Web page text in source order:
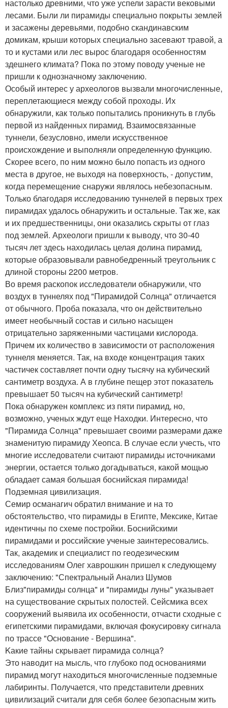
настолько древними, что уже успели зарасти вековыми
лесами. Были ли пирамиды специально покрыты землей
и засажены деревьями, подобно скандинавским
домикам, крыши которых специально засевают травой, а
то и кустами или лес вырос благодаря особенностям
здешнего климата? Пока по этому поводу ученые не
пришли к однозначному заключению.
Особый интерес у археологов вызвали многочисленные,
переплетающиеся между собой проходы. Их
обнаружили, как только попытались проникнуть в глубь
первой из найденных пирамид. Взаимосвязанные
туннели, безусловно, имели искусственное
происхождение и выполняли определенную функцию.
Скорее всего, по ним можно было попасть из одного
места в другое, не выходя на поверхность, - допустим,
когда перемещение снаружи являлось небезопасным.
Только благодаря исследованию туннелей в первых трех
пирамидах удалось обнаружить и остальные. Так же, как
и их предшественницы, они оказались скрыты от глаз
под землей. Археологи пришли к выводу, что 30-40
тысяч лет здесь находилась целая долина пирамид,
которые образовывали равнобедренный треугольник с
длиной стороны 2200 метров.
Во время раскопок исследователи обнаружили, что
воздух в туннелях под "Пирамидой Солнца" отличается
от обычного. Проба показала, что он действительно
имеет необычный состав и сильно насыщен
отрицательно заряженными частицами кислорода.
Причем их количество в зависимости от расположения
туннеля меняется. Так, на входе концентрация таких
частичек составляет почти одну тысячу на кубический
сантиметр воздуха. А в глубине пещер этот показатель
превышает 50 тысяч на кубический сантиметр!
Пока обнаружен комплекс из пяти пирамид, но,
возможно, ученых ждут еще Находки. Интересно, что
"Пирамида Солнца" превышает своими размерами даже
знаменитую пирамиду Хеопса. В случае если учесть, что
многие исследователи считают пирамиды источниками
энергии, остается только догадываться, какой мощью
обладает самая большая боснийская пирамида!
Подземная цивилизация.
Семир османагич обратил внимание и на то
обстоятельство, что пирамиды в Египте, Мексике, Китае
идентичны по схеме постройки. Боснийскими
пирамидами и российские ученые заинтересовались.
Так, академик и специалист по геодезическим
исследованиям Олег хаврошкин пришел к следующему
заключению: "Спектральный Анализ Шумов
Близ"пирамиды солнца" и "пирамиды луны" указывает
на существование скрытых полостей. Сейсмика всех
сооружений выявила их особенности, отчасти сходные с
египетскими пирамидами, включая фокусировку сигнала
по трассе "Основание - Вершина".
Kакие тайны скрывает пирамида солнца?
Это наводит на мысль, что глубоко под основаниями
пирамид могут находиться многочисленные подземные
лабиринты. Получается, что представители древних
цивилизаций считали для себя более безопасным жить